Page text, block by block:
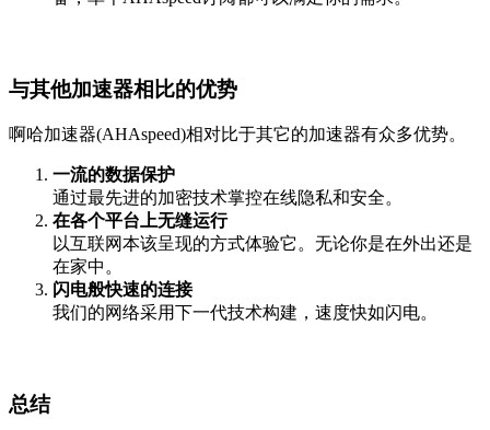
与其他加速器相比的优势
啊哈加速器(AHAspeed)相对比于其它的加速器有众多优势。
一流的数据保护
通过最先进的加密技术掌控在线隐私和安全。
在各个平台上无缝运行
以互联网本该呈现的方式体验它。无论你是在外出还是
在家中。
闪电般快速的连接
我们的网络采用下一代技术构建，速度快如闪电。
总结